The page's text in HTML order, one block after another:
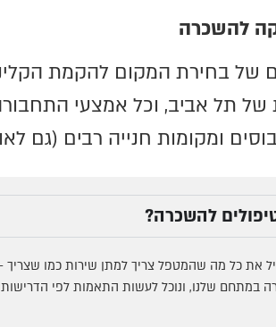
להשכרה
של בחירת המקום להקמת
של תל אביב, וכל אמצעי
ומקומות חנייה רבים (גם
להשכרה?
את כל מה שהמטפל צריך למתן שירות כמו
במתחם שלנו, ונוכל לעשות התאמות לפי